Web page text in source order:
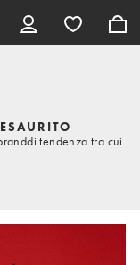
tendenza tra cui